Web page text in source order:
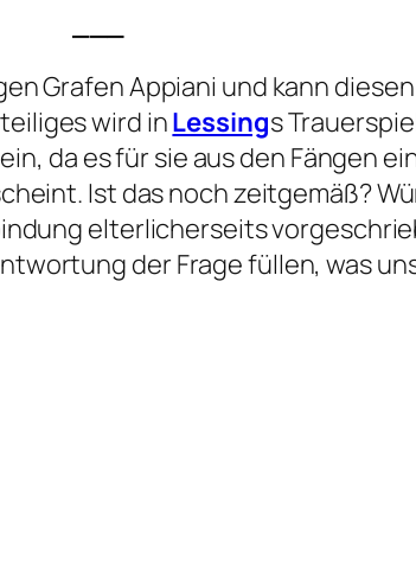
Grafen Appiani und kann
wird inLessings
da es für sie aus den Fängen
Ist das noch zeitgemäß?
elterlicherseits
der Frage füllen, was